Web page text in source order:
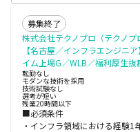
募集終了
株式会社テクノプロ（テクノプ
【名古屋／インフラエンジニ
イム上場G／WLB／福利厚生
転勤なし
モダンな技術を採用
技術試験なし
選考が短い
残業20時間以下
■必須条件
・インフラ領域における経験1